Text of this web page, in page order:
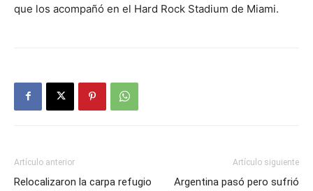
que los acompañó en el Hard Rock Stadium de Miami.
Artículo anterior
Relocalizaron la carpa refugio
Artículo siguiente
Argentina pasó pero sufrió